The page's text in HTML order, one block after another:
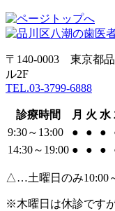
〒140-0003 東京都品
ル2F
TEL.03-3799-6888
診療時間 月 火 水
9:30～13:00
● ● ●
14:30～19:00 ● ● ●
△…土曜日のみ10:00
※木曜日は休診です